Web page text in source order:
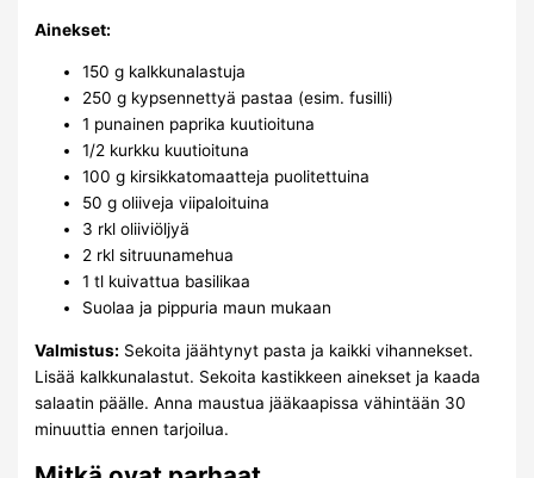
Ainekset:
150 g kalkkunalastuja
250 g kypsennettyä pastaa (esim. fusilli)
1 punainen paprika kuutioituna
1/2 kurkku kuutioituna
100 g kirsikkatomaatteja puolitettuina
50 g oliiveja viipaloituina
3 rkl oliiviöljyä
2 rkl sitruunamehua
1 tl kuivattua basilikaa
Suolaa ja pippuria maun mukaan
Valmistus: Sekoita jäähtynyt pasta ja kaikki vihannekset.
Lisää kalkkunalastut. Sekoita kastikkeen ainekset ja kaada
salaatin päälle. Anna maustua jääkaapissa vähintään 30
minuuttia ennen tarjoilua.